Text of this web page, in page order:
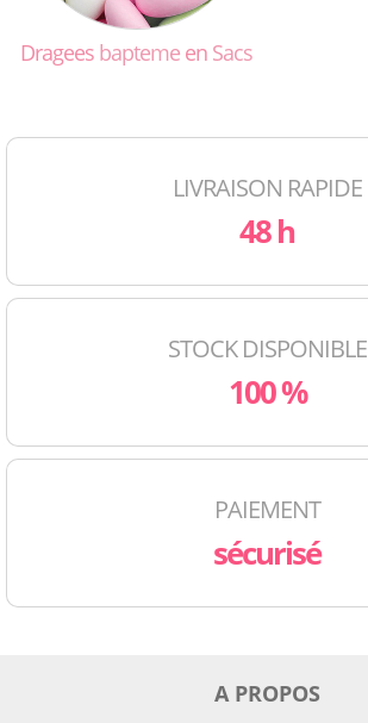
Dragees bapteme en Sacs
LIVRAISON RAPIDE
48 h
STOCK DISPONIBLE
100 %
PAIEMENT
sécurisé
A PROPOS